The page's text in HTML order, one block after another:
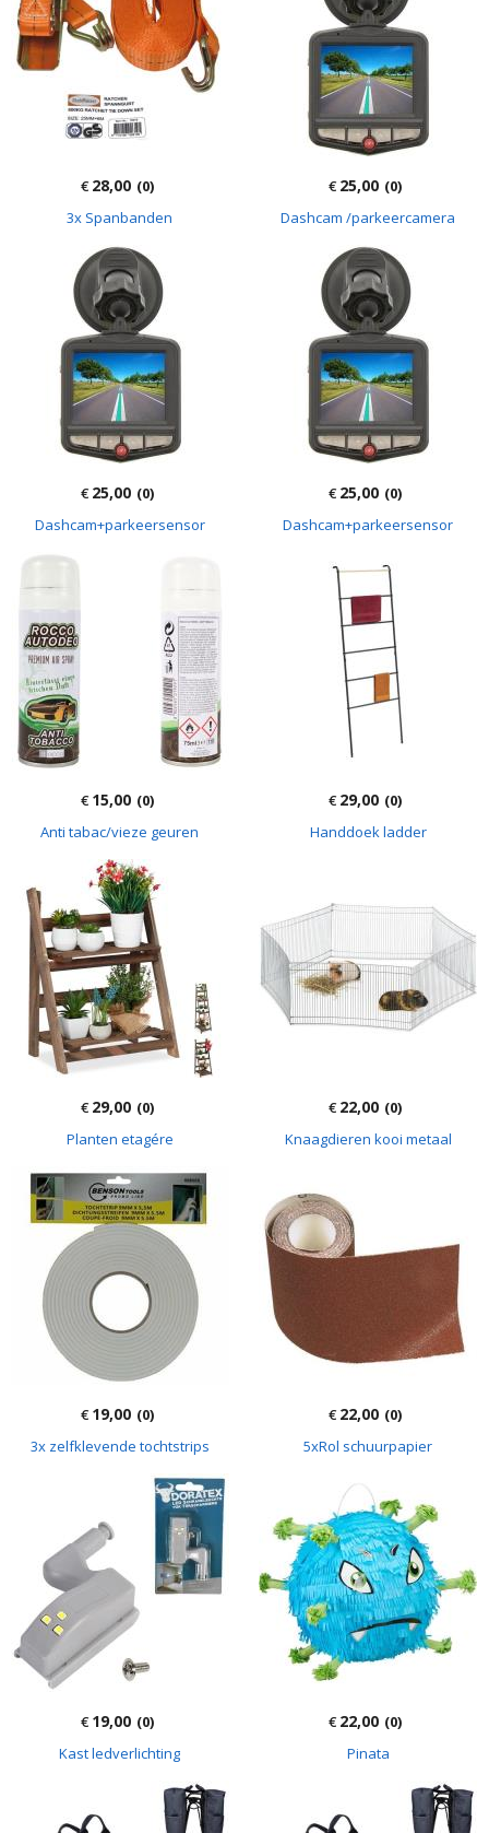
€28,00 (0)
3x Spanbanden
€25,00 (0)
Dashcam /parkeercamera
€25,00 (0)
Dashcam+parkeersensor
€25,00 (0)
Dashcam+parkeersensor
€15,00 (0)
Anti tabac/vieze geuren
€29,00 (0)
Handdoek ladder
€29,00 (0)
Planten etagére
€22,00 (0)
Knaagdieren kooi metaal
€19,00 (0)
3x zelfklevende tochtstrips
€22,00 (0)
5xRol schuurpapier
€19,00 (0)
Kast ledverlichting
€22,00 (0)
Pinata